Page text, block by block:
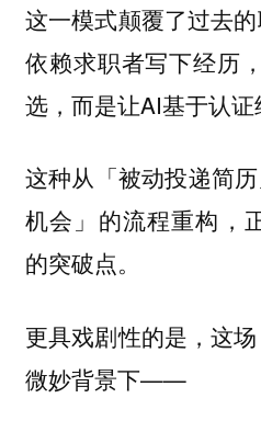
这一模式颠覆了过去
依赖求职者写下经历
选，而是让AI基于认证
这种从「被动投递简
机会」的流程重构，
的突破点。
更具戏剧性的是，这
微妙背景下——